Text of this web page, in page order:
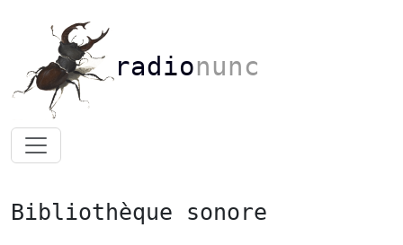
radionunc
Bibliothèque sonore